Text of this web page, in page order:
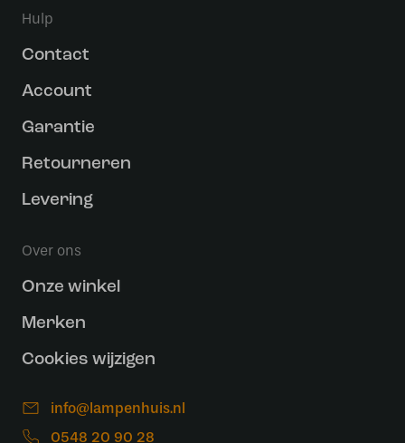
Hulp
Contact
Account
Garantie
Retourneren
Levering
Over ons
Onze winkel
Merken
Cookies wijzigen
info@lampenhuis.nl
0548 20 90 28